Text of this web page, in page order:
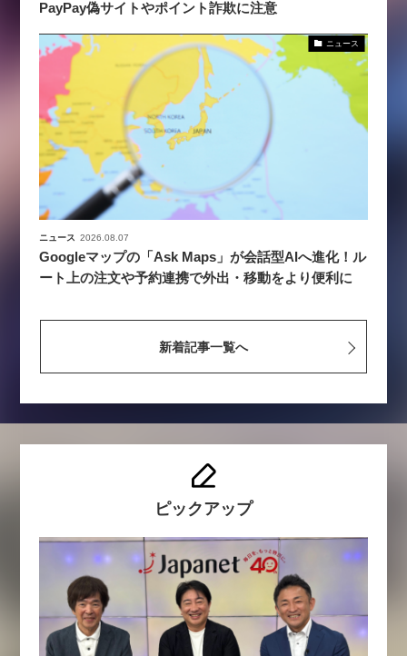
PayPay偽サイトやポイント詐欺に注意
ニュース
ニュース 2026.08.07
Googleマップの「Ask Maps」が会話型AIへ進化！ル
ート上の注文や予約連携で外出・移動をより便利に
新着記事一覧へ
ピックアップ